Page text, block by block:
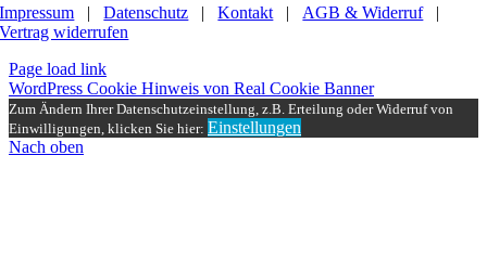
Impressum |Datenschutz |Kontakt | AGB & Widerruf|
Vertrag widerrufen
Page load link
WordPress Cookie Hinweis von Real Cookie Banner
Zum Ändern Ihrer Datenschutzeinstellung, z.B. Erteilung oder Widerruf von
Einwilligungen, klicken Sie hier: Einstellungen
Nach oben